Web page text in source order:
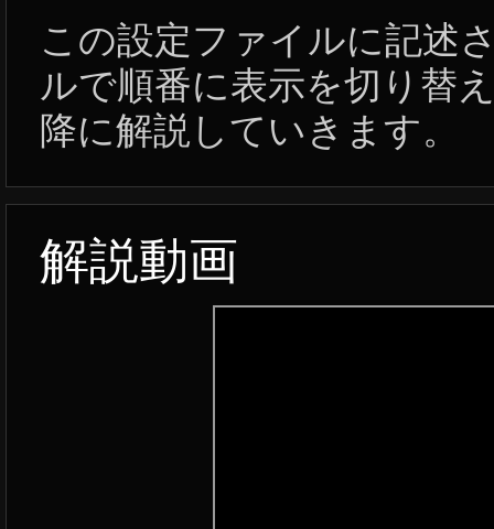
この設定ファイルに記述
ルで順番に表示を切り替
降に解説していきます。
解説動画